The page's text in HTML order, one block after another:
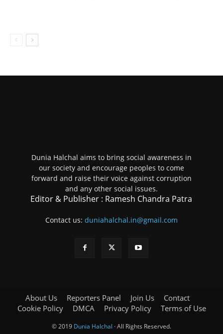
Editor & Publisher : Ramesh Chandra Patra
Contact us:duniahalchal.in@gmail.com